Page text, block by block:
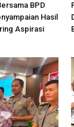
BPD
Hasil
Aspirasi